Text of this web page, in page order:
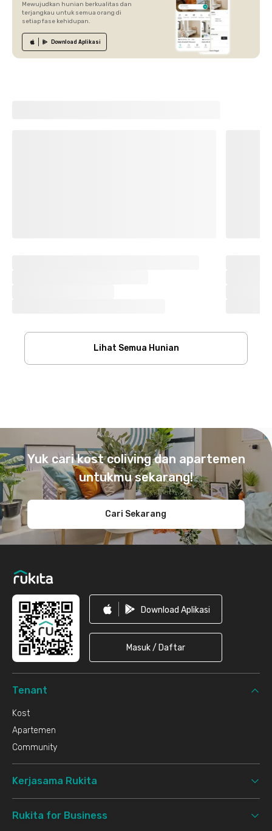
Mewujudkan hunian berkualitas dan
terjangkau untuk semua orang di
setiap fase kehidupan.
Download Aplikasi
Lihat Semua Hunian
Yuk cari kost coliving dan apartemen
untukmu sekarang!
Cari Sekarang
Download Aplikasi
Masuk / Daftar
Tenant
Kost
Apartemen
Community
Kerjasama Rukita
Rukita for Business